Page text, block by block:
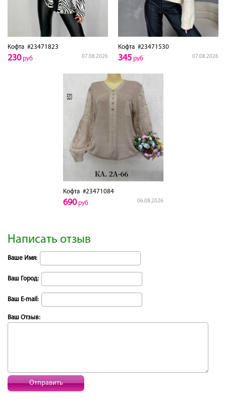
Кофта #23471823
07.08.2026
230руб
Кофта #23471530
07.08.2026
345 руб
Кофта#23471084
06.08.2026
690руб
Написать отзыв
Ваше Имя:
Ваш Город:
Ваш E-mail:
Ваш Отзыв:
Отправить